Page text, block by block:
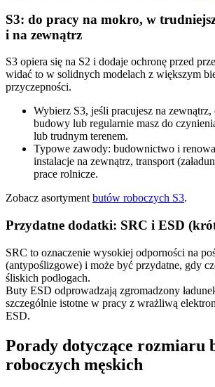
S3: do pracy na mokro, w
i na zewnątrz
S3 opiera się na S2 i dodaje ochronę przed
widać to w solidnych modelach z większym
przyczepności.
Wybierz S3, jeśli pracujesz na
budowy lub regularnie masz do
lub trudnym terenem.
Typowe zawody: budownictwo i
instalacje na zewnątrz, transport
prace rolnicze.
Zobacz asortymentbutów roboczych S3.
Przydatne dodatki: SRC i ESD
SRC to oznaczenie wysokiej odporności na
(antypoślizgowe) i może być przydatne, gdy
śliskich podłogach.
Buty ESD odprowadzają zgromadzony
szczególnie istotne w pracy z wrażliwą
ESD.
Porady dotyczące rozmiaru
roboczych męskich